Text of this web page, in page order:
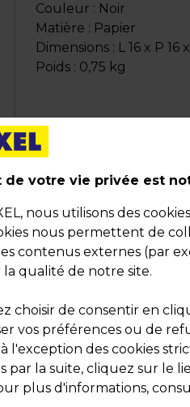
Couleur : Noir
Matière : Papier
Dimensions : L 16 x P 16
Poids : 0,75 kg
Boîte aimantée
de gamme, élégant
vos cadeaux et
une finition luxe et une
grammage élevé (900
cm) est idéal pour
maroquinerie ou
parfaite protection et
de votre vie privée est
nous utilisons des
nous permettent de
contenus externes (par
qualité de notre site.
choisir de consentir en
vos préférences ou de
l'exception des cookies
par la suite, cliquez sur le
plus d'informations,